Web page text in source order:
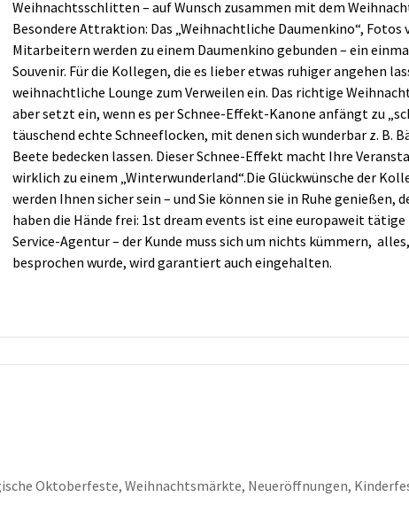
Weihnachtsschlitten – auf Wunsch zusammen mit dem
Besondere Attraktion: Das „Weihnachtliche Daumenkino“, Fotos
Mitarbeitern werden zu einem Daumenkino gebunden – ein
Souvenir. Für die Kollegen, die es lieber etwas ruhiger angehen
weihnachtliche Lounge zum Verweilen ein. Das richtige
aber setzt ein, wenn es per Schnee-Effekt-Kanone anfängt zu
täuschend echte Schneeflocken, mit denen sich wunderbar z. B.
Beete bedecken lassen. Dieser Schnee-Effekt macht Ihre
wirklich zu einem „Winterwunderland“.Die Glückwünsche der
werden Ihnen sicher sein – und Sie können sie in Ruhe genießen,
haben die Hände frei: 1st dream events ist eine europaweit tätige
Service-Agentur – der Kunde muss sich um nichts kümmern,
besprochen wurde, wird garantiert auch eingehalten.
Oktoberfeste, Weihnachtsmärkte, Neueröffnungen,